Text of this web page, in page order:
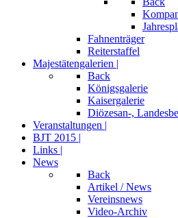
Fahnenträger
Reiterstaffel
Majestätengalerien |
Back
Königsgalerie
Kaisergalerie
Diözesan-,
Veranstaltungen |
BJT 2015 |
Links |
News
Back
Artikel / News
Vereinsnews
Video-Archiv